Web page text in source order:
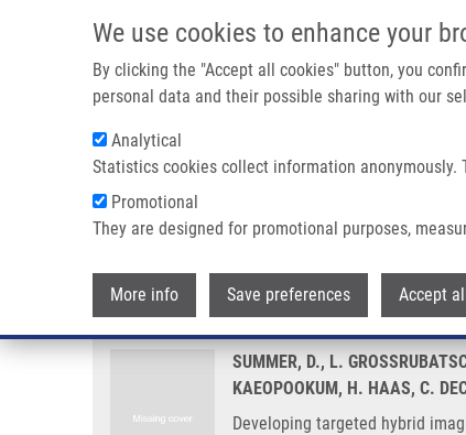
We use cookies to enhance your
By clicking the "Accept all cookies" button, you
personal data and their possible sharing with our
Analytical
Statistics cookies collect information
Promotional
They are designed for promotional purposes,
More info Save preferences Accept
Drobečková navigace
Domů Developing Targeted Hybrid Imaging Probes By
Developing targeted hybrid
SUMMER, D., L.
KAEOPOOKUM, H. HAAS, C.
Developing targeted hybrid